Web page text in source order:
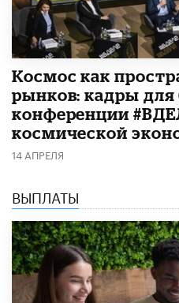
Космос как
рынков: кадры для
конференции
космической
14 АПРЕЛЯ
ВЫПЛАТЫ